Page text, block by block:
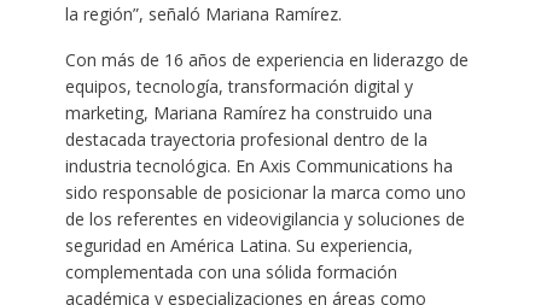
la región”, señaló Mariana Ramírez.
Con más de 16 años de experiencia en liderazgo de
equipos, tecnología, transformación digital y
marketing, Mariana Ramírez ha construido una
destacada trayectoria profesional dentro de la
industria tecnológica. En Axis Communications ha
sido responsable de posicionar la marca como uno
de los referentes en videovigilancia y soluciones de
seguridad en América Latina. Su experiencia,
complementada con una sólida formación
académica y especializaciones en áreas como